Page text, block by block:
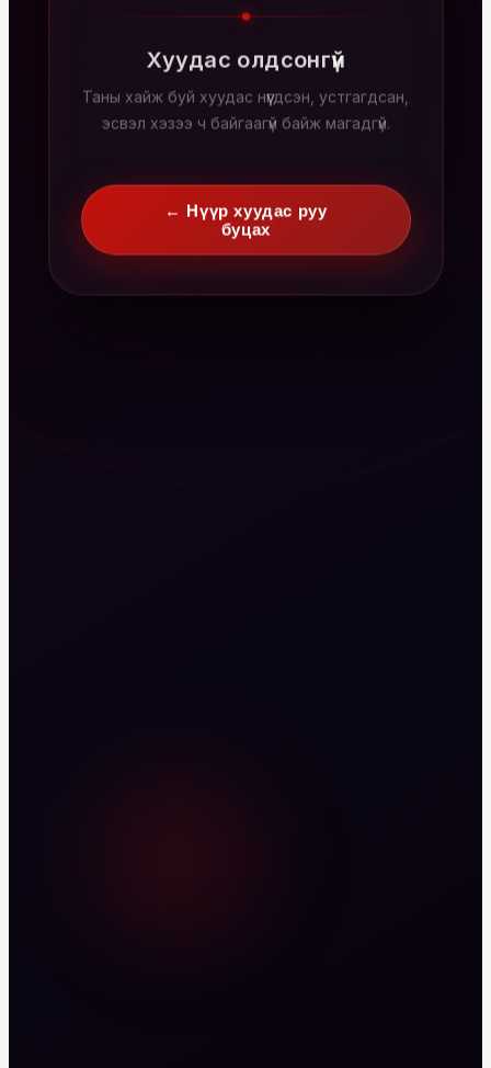
Хуудас олдсонгүй
Таны хайж буй хуудас нүүгдсэн, устгагдсан,
эсвэл хэзээ ч байгаагүй байж магадгүй.
← Нүүр хуудас руу
буцах